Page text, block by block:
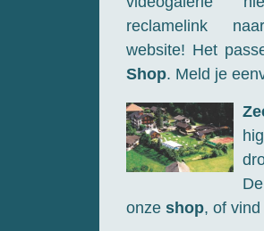
reclamelink
website! Het
Shop. Meld je
onze shop, of vind